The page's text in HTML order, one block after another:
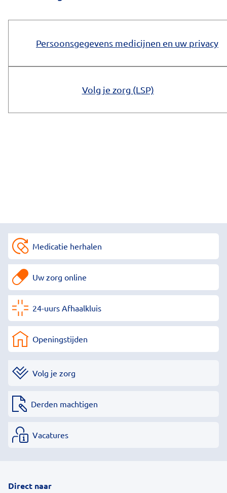
Persoonsgegevens medicijnen en uw privacy
Volg je zorg (LSP)
Medicatie herhalen
Uw zorg online
24-uurs Afhaalkluis
Openingstijden
Volg je zorg
Derden machtigen
Vacatures
Direct naar